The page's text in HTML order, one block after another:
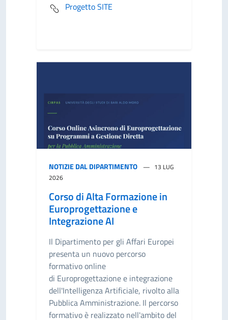
Progetto SITE
NOTIZIE DAL DIPARTIMENTO
13 LUG
2026
Corso di Alta Formazione in
Europrogettazione e
Integrazione AI
Il Dipartimento per gli Affari Europei
presenta un nuovo percorso
formativo online
di Europrogettazione e integrazione
dell'Intelligenza Artificiale, rivolto alla
Pubblica Amministrazione. Il percorso
formativo è realizzato nell'ambito del